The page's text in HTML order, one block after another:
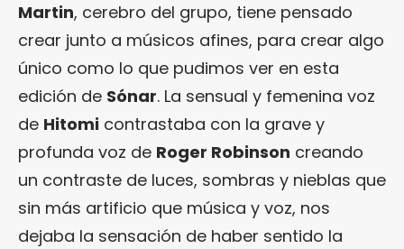
Martin, cerebro del grupo, tiene pensado
crear junto a músicos afines, para crear algo
único como lo que pudimos ver en esta
edición de Sónar. La sensual y femenina voz
de Hitomi contrastaba con la grave y
profunda voz de Roger Robinson creando
un contraste de luces, sombras y nieblas que
sin más artificio que música y voz, nos
dejaba la sensación de haber sentido la